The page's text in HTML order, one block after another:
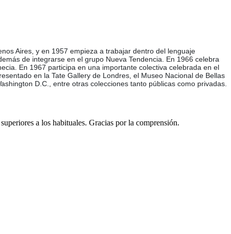
Aires, y en 1957 empieza a trabajar dentro del lenguaje
de integrarse en el grupo Nueva Tendencia. En 1966 celebra
En 1967 participa en una importante colectiva celebrada en el
en la Tate Gallery de Londres, el Museo Nacional de Bellas
D.C., entre otras colecciones tanto públicas como privadas.
a los habituales. Gracias por la comprensión.